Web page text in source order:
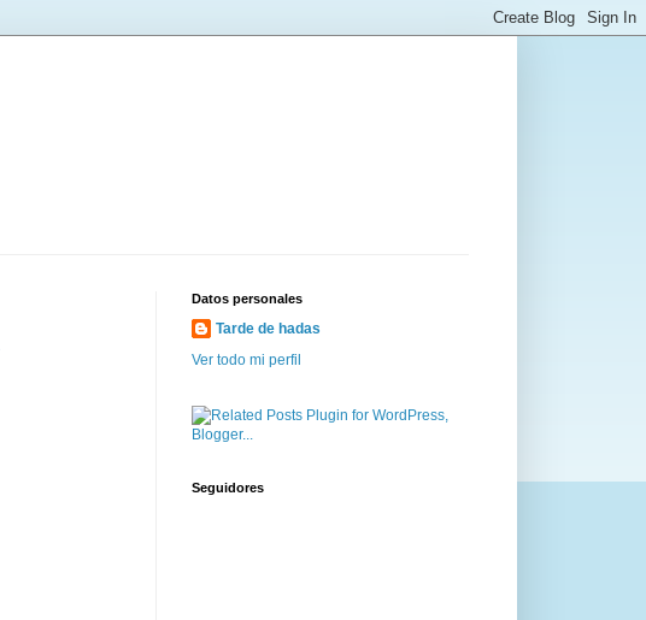
Datos personales
Tarde de hadas
Ver todo mi perfil
Seguidores